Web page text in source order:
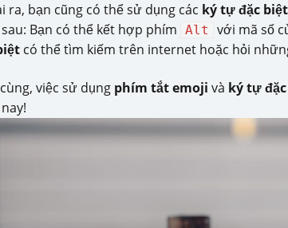
ra, bạn cũng có thể sử dụng các ký tự đặc biệt
Bạn có thể kết hợp phím Alt với mã số
có thể tìm kiếm trên internet hoặc hỏi
việc sử dụng phím tắt emoji và ký tự